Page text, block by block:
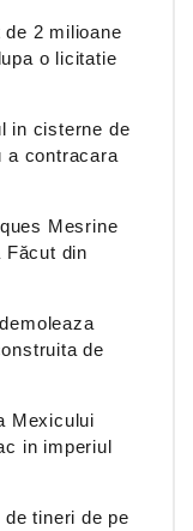
2 milioane
o licitatie
in cisterne de
a contracara
Mesrine
din
de
Mexicului
in imperiul
tineri de pe